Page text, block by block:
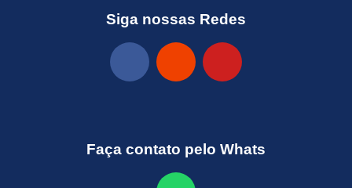
Siga nossas Redes
Faça contato pelo Whats